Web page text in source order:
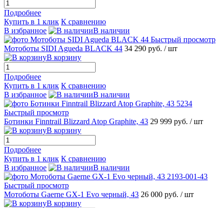
Подробнее
Купить в 1 клик К сравнению
В избранное
В наличии
Быстрый просмотр
Мотоботы SIDI Agueda BLACK 44 34 290 руб. / шт
В корзину
Подробнее
Купить в 1 клик К сравнению
В избранное
В наличии
Быстрый просмотр
Ботинки Finntrail Blizzard Atop Graphite, 43 29 999 руб. / шт
В корзину
Подробнее
Купить в 1 клик К сравнению
В избранное
В наличии
Быстрый просмотр
Мотоботы Gaerne GX-1 Evo черный, 43 26 000 руб. / шт
В корзину